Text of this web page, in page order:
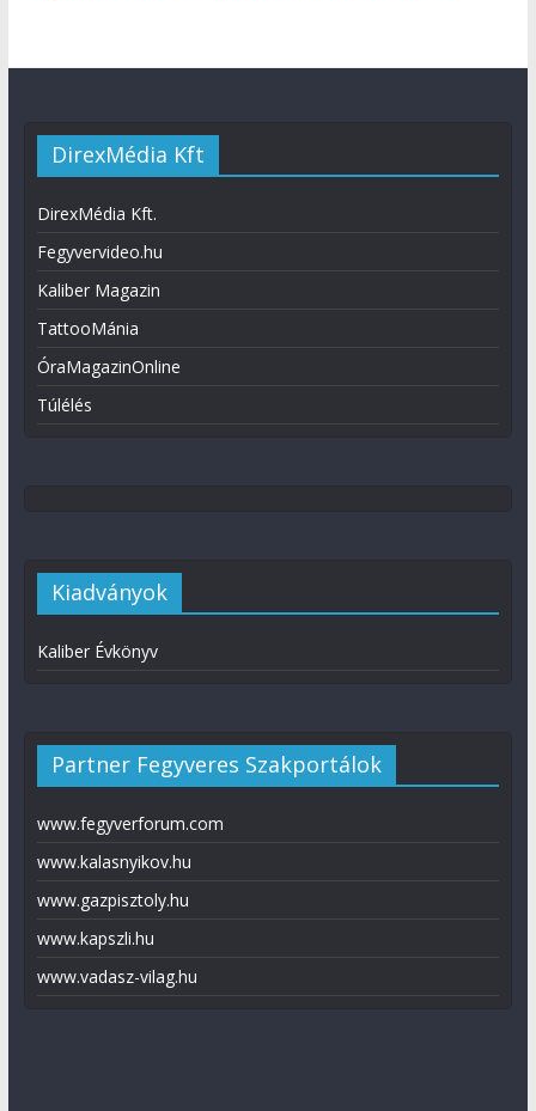
DirexMédia Kft
DirexMédia Kft.
Fegyvervideo.hu
Kaliber Magazin
TattooMánia
ÓraMagazinOnline
Túlélés
Kiadványok
Kaliber Évkönyv
Partner Fegyveres Szakportálok
www.fegyverforum.com
www.kalasnyikov.hu
www.gazpisztoly.hu
www.kapszli.hu
www.vadasz-vilag.hu